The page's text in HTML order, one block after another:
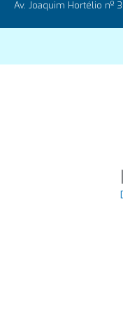
para
Av. Joaquim Hortélio nº